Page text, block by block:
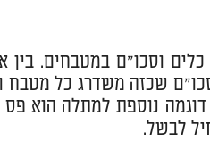
כלים וסכו"ם במטבחים.
שכזה משדרג כל מטבח
נוספת למתלה הוא פס
לבשל.